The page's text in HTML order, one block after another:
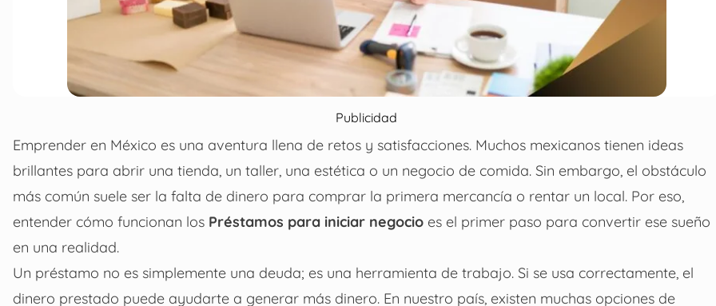
Publicidad
Emprender en México es una aventura llena de retos y satisfacciones. Muchos mexicanos tienen ideas
brillantes para abrir una tienda, un taller, una estética o un negocio de comida. Sin embargo, el obstáculo
más común suele ser la falta de dinero para comprar la primera mercancía o rentar un local. Por eso,
entender cómo funcionan los Préstamos para iniciar negocio es el primer paso para convertir ese sueño
en una realidad.
Un préstamo no es simplemente una deuda; es una herramienta de trabajo. Si se usa correctamente, el
dinero prestado puede ayudarte a generar más dinero. En nuestro país, existen muchas opciones de